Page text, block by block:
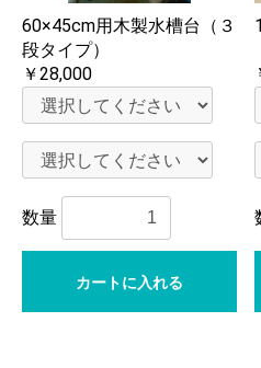
60×45cm用木製水槽台（３
段タイプ）
￥28,000
数量
カートに入れる